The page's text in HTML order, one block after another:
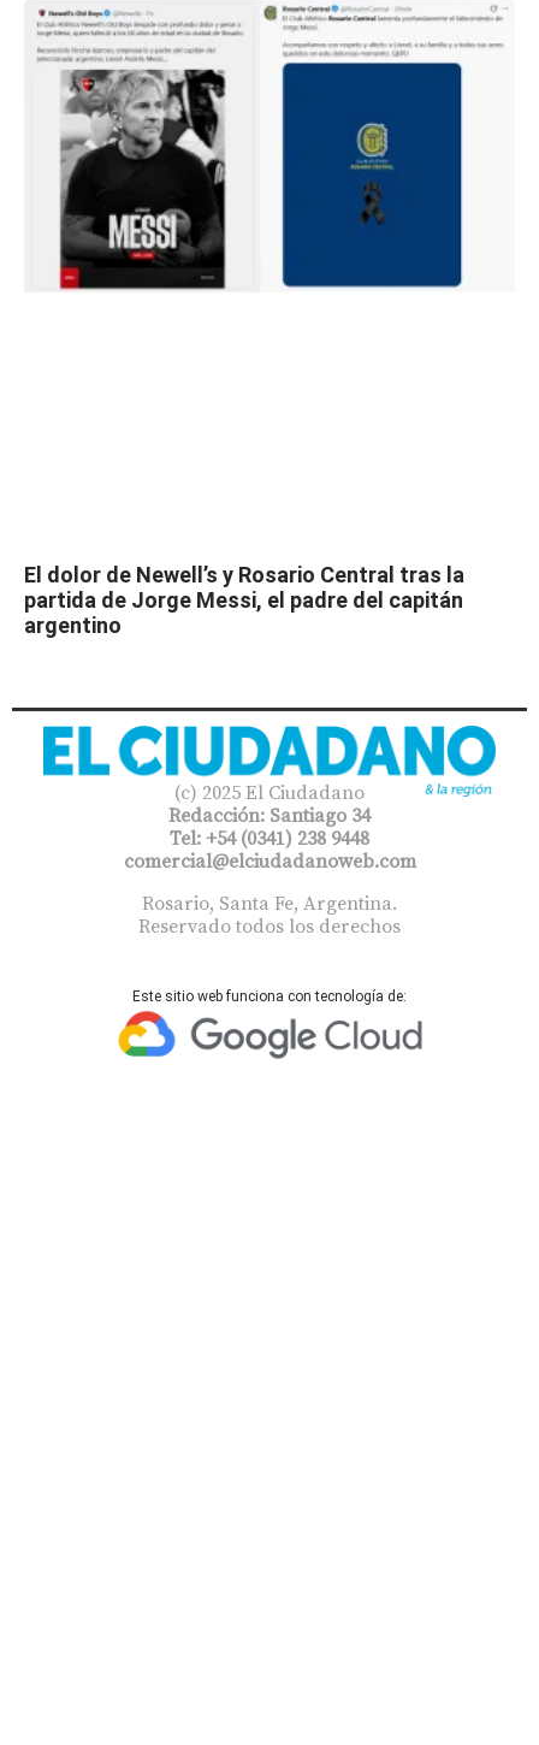
El dolor de Newell’s y Rosario Central tras la
partida de Jorge Messi, el padre del capitán
argentino
(c) 2025 El Ciudadano
Redacción: Santiago 34
Tel: +54 (0341) 238 9448
comercial@elciudadanoweb.com​
Rosario, Santa Fe, Argentina.
Reservado todos los derechos
Este sitio web funciona con tecnología de: